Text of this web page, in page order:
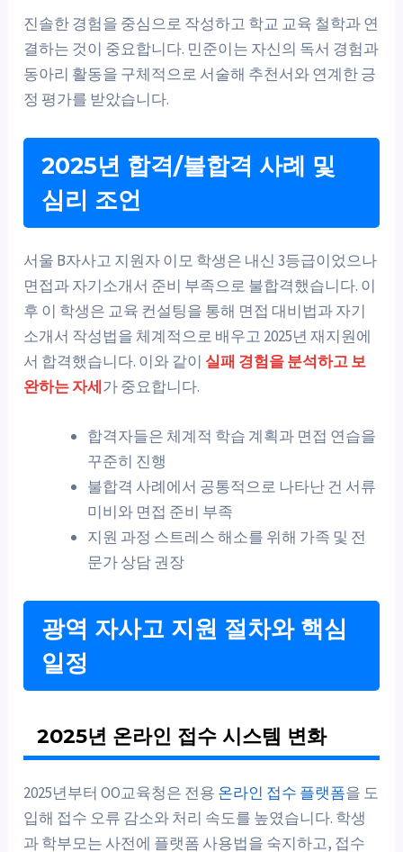
진솔한 경험을 중심으로 작성하고 학교 교육 철학과 연
결하는 것이 중요합니다. 민준이는 자신의 독서 경험과
동아리 활동을 구체적으로 서술해 추천서와 연계한 긍
정 평가를 받았습니다.
2025년 합격/불합격 사례 및
심리 조언
서울 B자사고 지원자 이모 학생은 내신 3등급이었으나
면접과 자기소개서 준비 부족으로 불합격했습니다. 이
후 이 학생은 교육 컨설팅을 통해 면접 대비법과 자기
소개서 작성법을 체계적으로 배우고 2025년 재지원에
서 합격했습니다. 이와 같이 실패 경험을 분석하고 보
완하는 자세가 중요합니다.
합격자들은 체계적 학습 계획과 면접 연습을
꾸준히 진행
불합격 사례에서 공통적으로 나타난 건 서류
미비와 면접 준비 부족
지원 과정 스트레스 해소를 위해 가족 및 전
문가 상담 권장
광역 자사고 지원 절차와 핵심
일정
2025년 온라인 접수 시스템 변화
2025년부터 OO교육청은 전용 온라인 접수 플랫폼을 도
입해 접수 오류 감소와 처리 속도를 높였습니다. 학생
과 학부모는 사전에 플랫폼 사용법을 숙지하고, 접수